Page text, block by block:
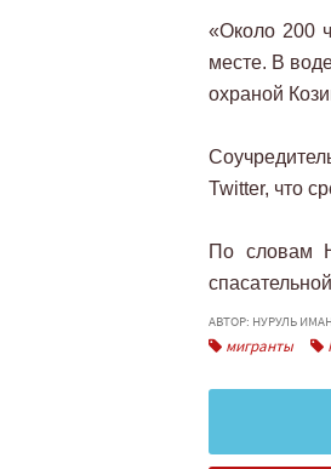
«Около 200
месте. В
охраной
Twitter, что
По словам
АВТОР: НУРУЛЬ
мигранты